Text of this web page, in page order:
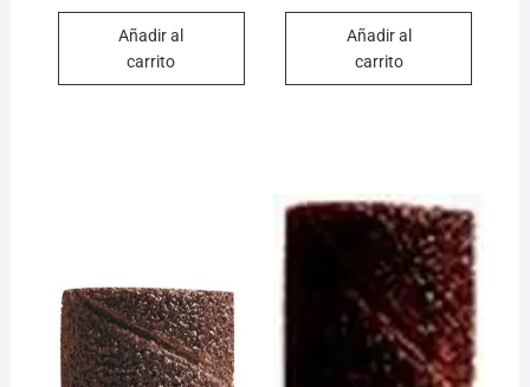
Añadir al
carrito
Añadir al
carrito